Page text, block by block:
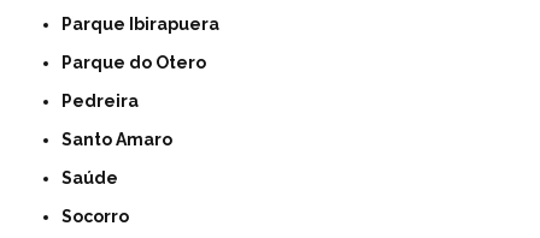
Parque Ibirapuera
Parque do Otero
Pedreira
Santo Amaro
Saúde
Socorro